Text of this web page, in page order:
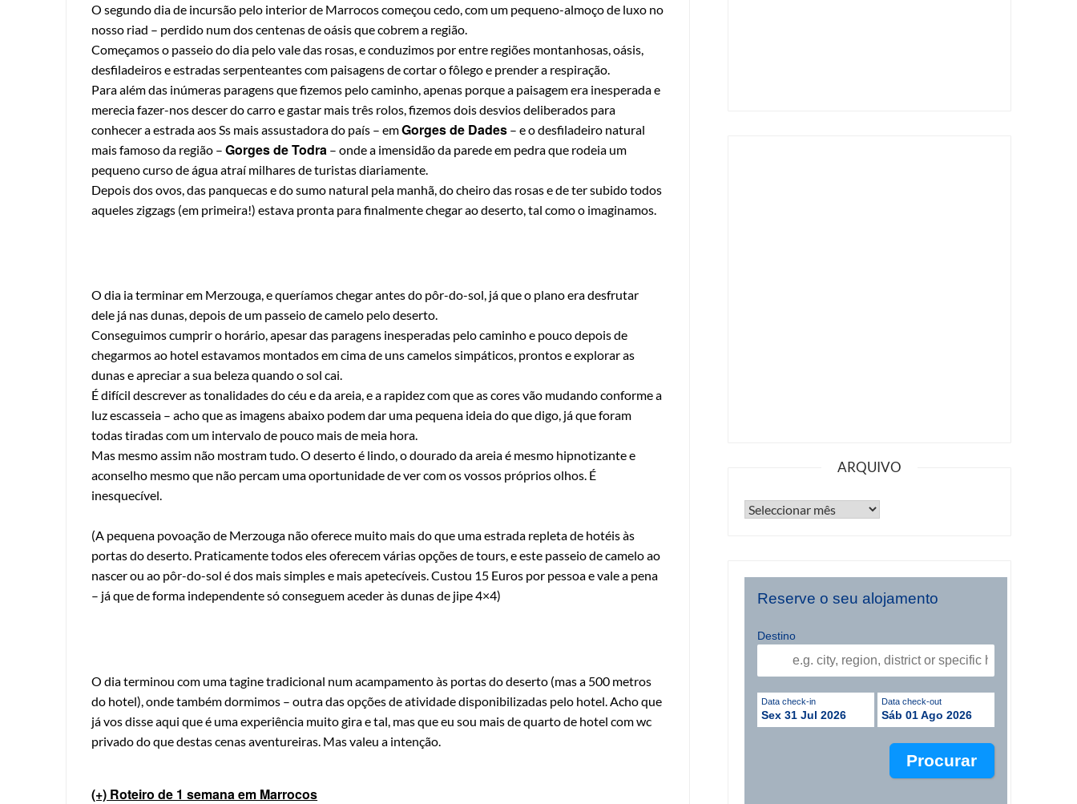
O segundo dia de incursão pelo interior de Marrocos começou cedo, com um pequeno-almoço de luxo no
nosso riad – perdido num dos centenas de oásis que cobrem a região.
Começamos o passeio do dia pelo vale das rosas, e conduzimos por entre regiões montanhosas, oásis,
desfiladeiros e estradas serpenteantes com paisagens de cortar o fôlego e prender a respiração.
Para além das inúmeras paragens que fizemos pelo caminho, apenas porque a paisagem era inesperada e
merecia fazer-nos descer do carro e gastar mais três rolos, fizemos dois desvios deliberados para
conhecer a estrada aos Ss mais assustadora do país – emGorges de Dades – e o desfiladeiro natural
mais famoso da região –Gorges de Todra – onde a imensidão da parede em pedra que rodeia um
pequeno curso de água atraí milhares de turistas diariamente.
Depois dos ovos, das panquecas e do sumo natural pela manhã, do cheiro das rosas e de ter subido todos
aqueles zigzags (em primeira!) estava pronta para finalmente chegar ao deserto, tal como o imaginamos.
O dia ia terminar em Merzouga, e queríamos chegar antes do pôr-do-sol, já que o plano era desfrutar
dele já nas dunas, depois de um passeio de camelo pelo deserto.
Conseguimos cumprir o horário, apesar das paragens inesperadas pelo caminho e pouco depois de
chegarmos ao hotel estavamos montados em cima de uns camelos simpáticos, prontos e explorar as
dunas e apreciar a sua beleza quando o sol cai.
É difícil descrever as tonalidades do céu e da areia, e a rapidez com que as cores vão mudando conforme a
luz escasseia – acho que as imagens abaixo podem dar uma pequena ideia do que digo, já que foram
todas tiradas com um intervalo de pouco mais de meia hora.
Mas mesmo assim não mostram tudo. O deserto é lindo, o dourado da areia é mesmo hipnotizante e
aconselho mesmo que não percam uma oportunidade de ver com os vossos próprios olhos. É
inesquecível.
(A pequena povoação de Merzouga não oferece muito mais do que uma estrada repleta de hotéis às
portas do deserto. Praticamente todos eles oferecem várias opções de tours, e este passeio de camelo ao
nascer ou ao pôr-do-sol é dos mais simples e mais apetecíveis. Custou 15 Euros por pessoa e vale a pena
– já que de forma independente só conseguem aceder às dunas de jipe 4×4)
O dia terminou com uma tagine tradicional num acampamento às portas do deserto (mas a 500 metros
do hotel), onde também dormimos – outra das opções de atividade disponibilizadas pelo hotel. Acho que
já vos disse aqui que é uma experiência muito gira e tal, mas que eu sou mais de quarto de hotel com wc
privado do que destas cenas aventureiras. Mas valeu a intenção.
(+) Roteiro de 1 semana em Marrocos
ARQUIVO
Reserve o seu alojamento
Destino
Data check-in
Sex 31 Jul 2026
Data check-out
Sáb 01 Ago 2026